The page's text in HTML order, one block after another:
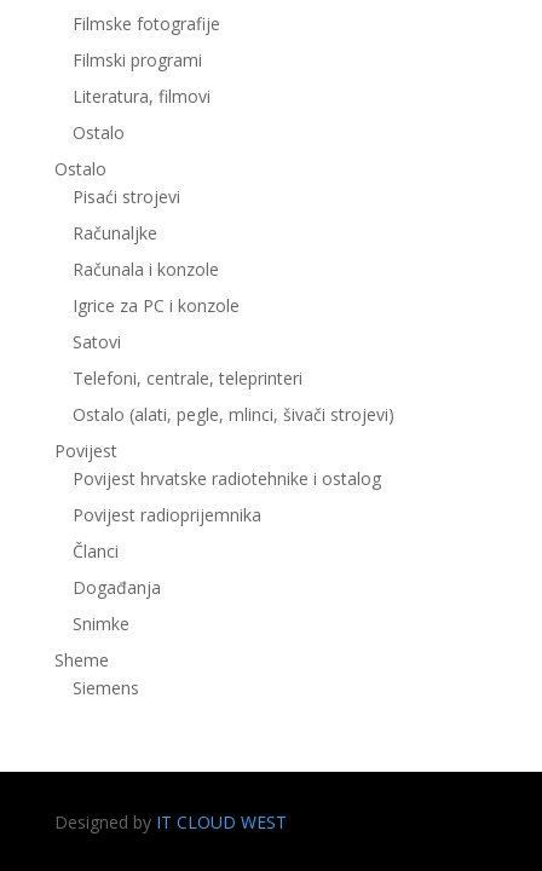
Filmske fotografije
Filmski programi
Literatura, filmovi
Ostalo
Ostalo
Pisaći strojevi
Računaljke
Računala i konzole
Igrice za PC i konzole
Satovi
Telefoni, centrale, teleprinteri
Ostalo (alati, pegle, mlinci, šivači strojevi)
Povijest
Povijest hrvatske radiotehnike i ostalog
Povijest radioprijemnika
Članci
Događanja
Snimke
Sheme
Siemens
Designed by IT CLOUD WEST